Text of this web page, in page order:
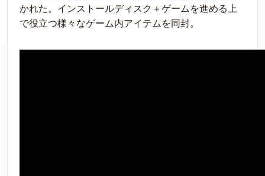
かれた。インストールディスク＋ゲームを進める上
で役立つ様々なゲーム内アイテムを同封。